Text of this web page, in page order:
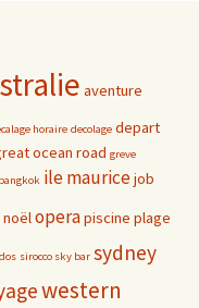
aventure
horaire decolage depart
ocean road greve
ile mauricejob
noëloperapiscine plage
sirocco sky bar sydney
western